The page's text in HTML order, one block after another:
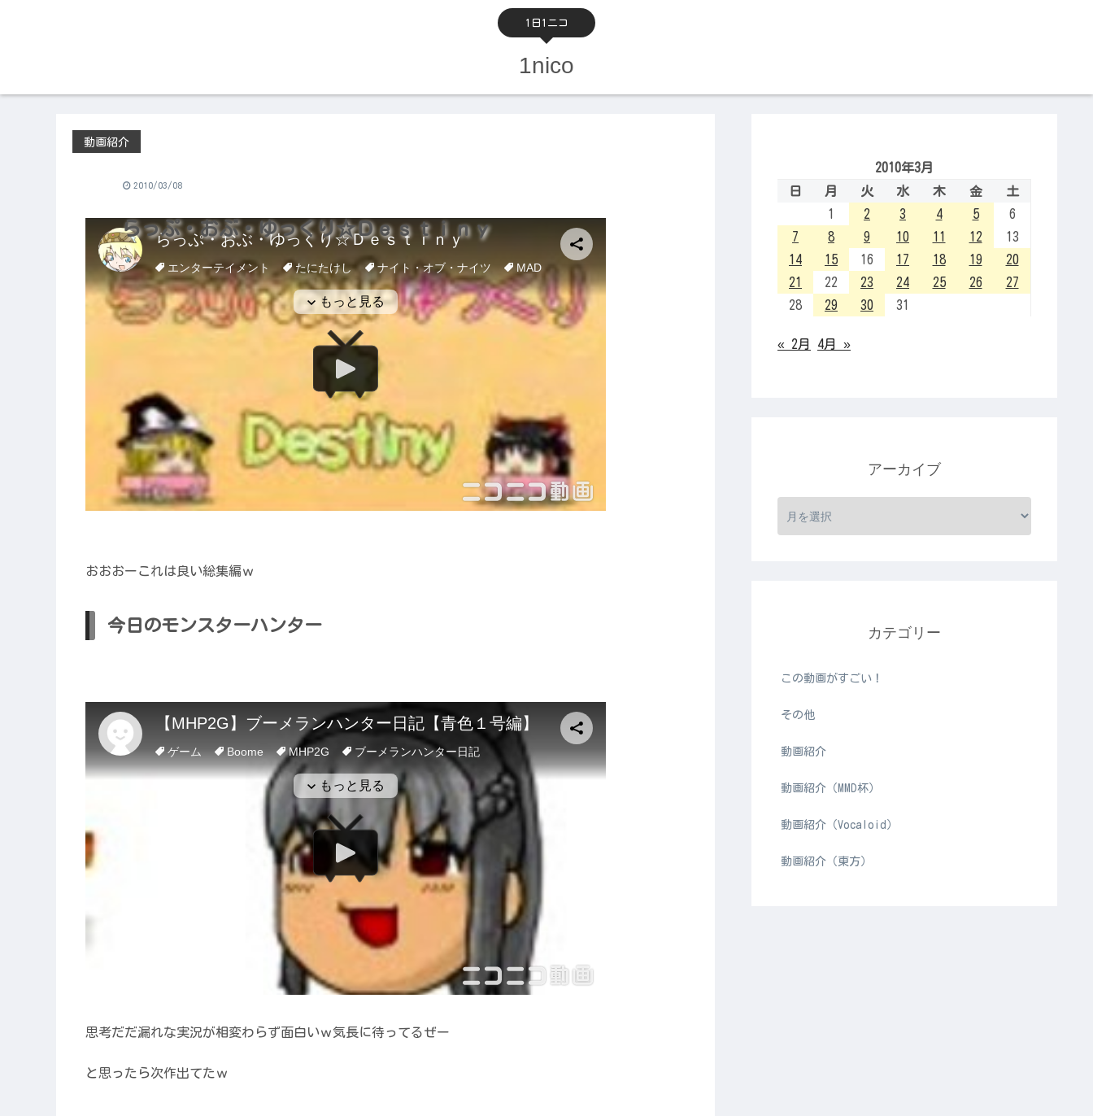
1日1ニコ
1nico
らっぷ・おぶ・ゆっくり☆Ｄｅｓｔｉｎｙ
動画紹介
2010/03/08
おおおーこれは良い総集編ｗ
今日のモンスターハンター
思考だだ漏れな実況が相変わらず面白いｗ気長に待ってるぜー
と思ったら次作出てたｗ
2010年3月
日
月 火 水 木 金
土
1
2 3 4 5
6
7
8 9 10 11 12
13
14
15 16 17 18 19
20
21
22 23 24 25 26
27
28
29 30 31
« 2月 4月 »
アーカイブ
カテゴリー
この動画がすごい！
その他
動画紹介
動画紹介（MMD杯）
動画紹介（Vocaloid）
動画紹介（東方）